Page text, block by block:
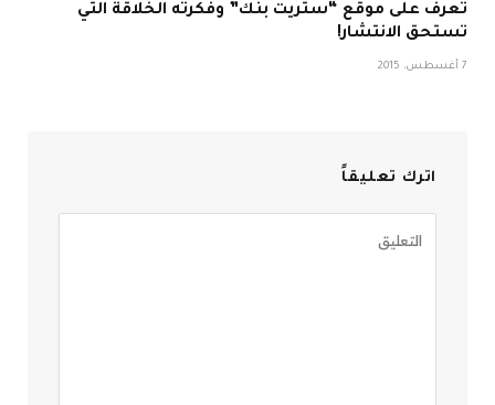
تعرف على موقع “ستريت بنك” وفكرته الخلاقة التي
تستحق الانتشار!
7 أغسطس، 2015
اترك تعليقاً